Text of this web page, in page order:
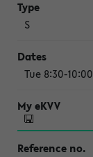
S
Tue 8:30-